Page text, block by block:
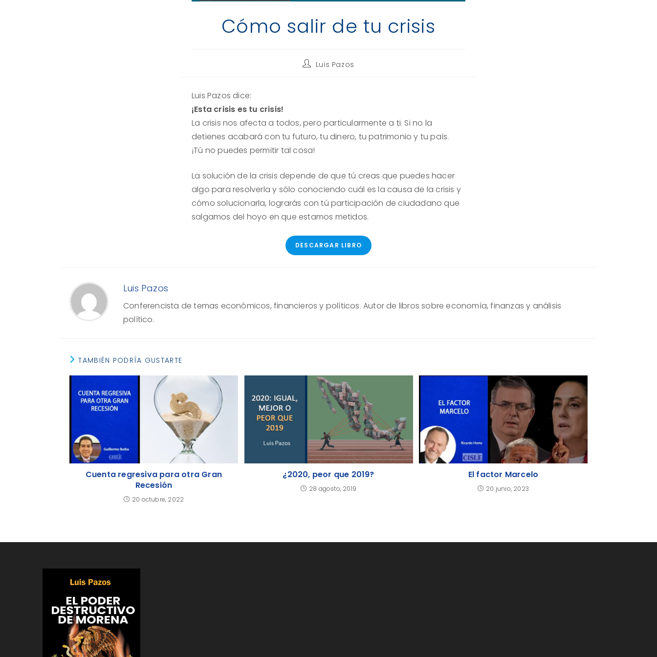
Cómo salir de tu crisis
AutorLuis Pazos
Luis Pazos dice:
¡Esta crisis es tu crisis!
La crisis nos afecta a todos, pero particularmente a ti. Si no la
detienes acabará con tu futuro, tu dinero, tu patrimonio y tu país.
¡Tú no puedes permitir tal cosa!
La solución de la crisis depende de que tú creas que puedes hacer
algo para resolverla y sólo conociendo cuál es la causa de la crisis y
cómo solucionarla, lograrás con tú participación de ciudadano que
salgamos del hoyo en que estamos metidos.
DESCARGAR LIBRO
Luis Pazos
Conferencista de temas económicos, financieros y políticos. Autor de libros sobre economía, finanzas y análisis
político.
TAMBIÉN PODRÍA GUSTARTE
Cuenta regresiva para otra Gran
Recesión
20 octubre, 2022
¿2020, peor que 2019?
28 agosto, 2019
El factor Marcelo
20 junio, 2023